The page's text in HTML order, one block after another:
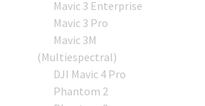
Mavic 3 Enterprise
Mavic 3 Pro
Mavic 3M
(Multiespectral)
DJI Mavic 4 Pro
Phantom 2